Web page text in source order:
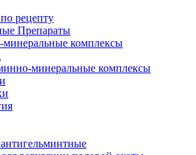
рецепту
Препараты
комплексы
минеральные комплексы